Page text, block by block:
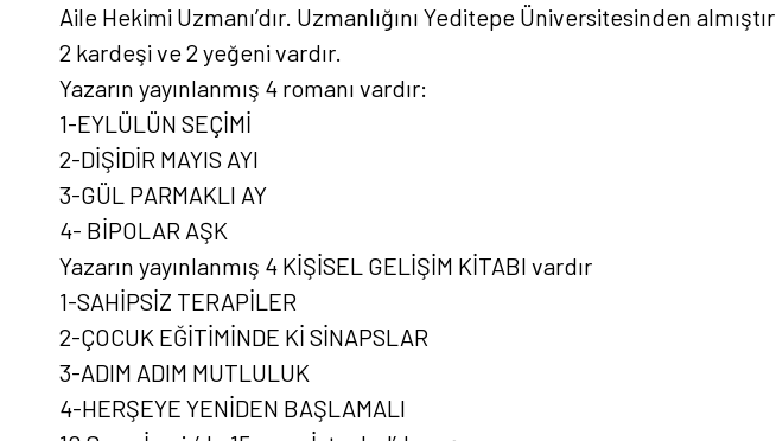
Aile Hekimi Uzmanı’dır. Uzmanlığını Yeditepe Üniversitesinden almıştır.
2 kardeşi ve 2 yeğeni vardır.
Yazarın yayınlanmış 4 romanı vardır:
1-EYLÜLÜN SEÇİMİ
2-DİŞİDİR MAYIS AYI
3-GÜL PARMAKLI AY
4- BİPOLAR AŞK
Yazarın yayınlanmış 4 KİŞİSEL GELİŞİM KİTABI vardır
1-SAHİPSİZ TERAPİLER
2-ÇOCUK EĞİTİMİNDE Kİ SİNAPSLAR
3-ADIM ADIM MUTLULUK
4-HERŞEYE YENİDEN BAŞLAMALI